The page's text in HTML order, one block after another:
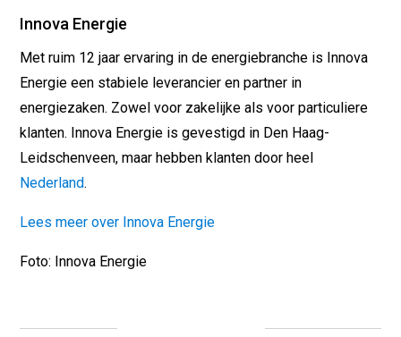
Innova Energie
Met ruim 12 jaar ervaring in de energiebranche is Innova
Energie een stabiele leverancier en partner in
energiezaken. Zowel voor zakelijke als voor particuliere
klanten. Innova Energie is gevestigd in Den Haag-
Leidschenveen, maar hebben klanten door heel
Nederland.
Lees meer over Innova Energie
Foto: Innova Energie